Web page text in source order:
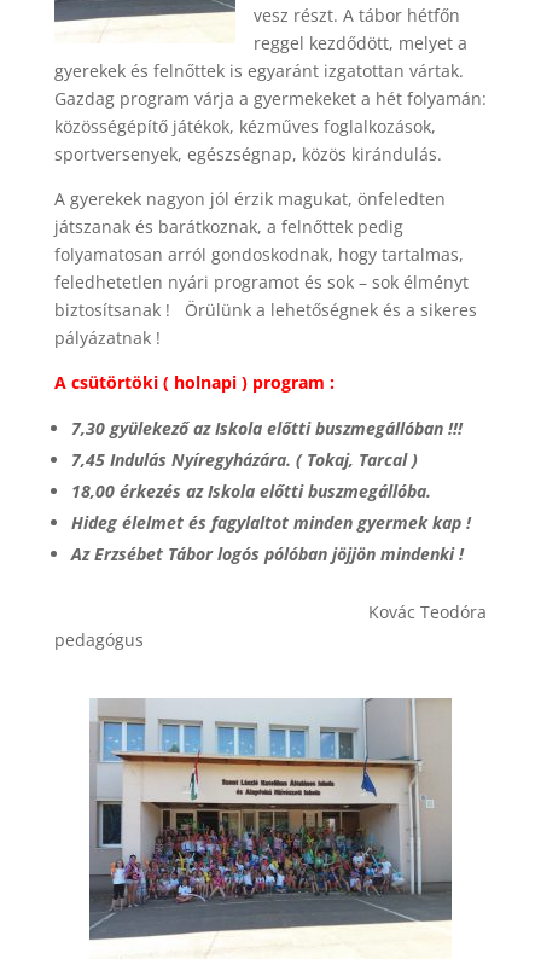
vesz részt. A tábor hétfőn
reggel kezdődött, melyet a
gyerekek és felnőttek is egyaránt izgatottan vártak.
Gazdag program várja a gyermekeket a hét folyamán:
közösségépítő játékok, kézműves foglalkozások,
sportversenyek, egészségnap, közös kirándulás.
A gyerekek nagyon jól érzik magukat, önfeledten
játszanak és barátkoznak, a felnőttek pedig
folyamatosan arról gondoskodnak, hogy tartalmas,
feledhetetlen nyári programot és sok – sok élményt
biztosítsanak ! Örülünk a lehetőségnek és a sikeres
pályázatnak !
A csütörtöki ( holnapi ) program :
7,30 gyülekező az Iskola előtti buszmegállóban !!!
7,45 Indulás Nyíregyházára. ( Tokaj, Tarcal )
18,00 érkezés az Iskola előtti buszmegállóba.
Hideg élelmet és fagylaltot minden gyermek kap !
Az Erzsébet Tábor logós pólóban jöjjön mindenki !
Kovác Teodóra
pedagógus